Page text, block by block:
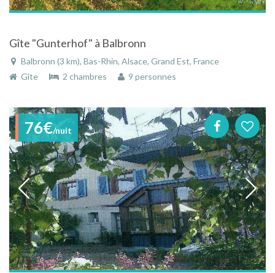
Gîte "Gunterhof" à Balbronn
Balbronn (3 km), Bas-Rhin, Alsace, Grand Est, France
Gîte
2 chambres 9 personnes
76€/nuit